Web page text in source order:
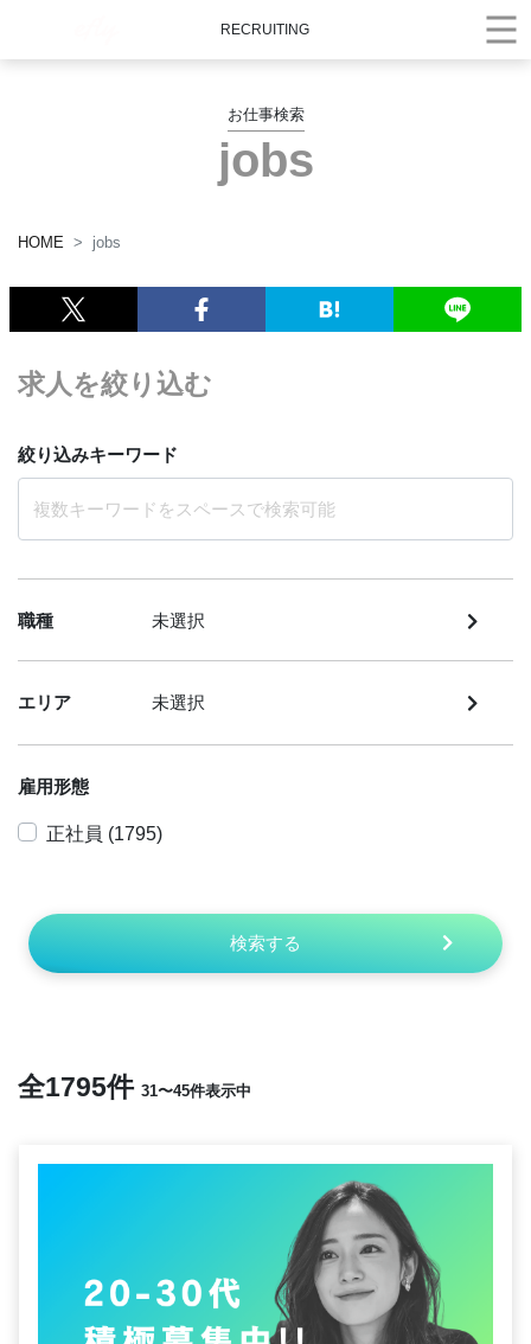
RECRUITING
お仕事検索
jobs
HOME jobs
求人を絞り込む
絞り込みキーワード
職種 未選択
エリア 未選択
雇用形態
正社員 (1795)
検索する
全1795件 31〜45件表示中